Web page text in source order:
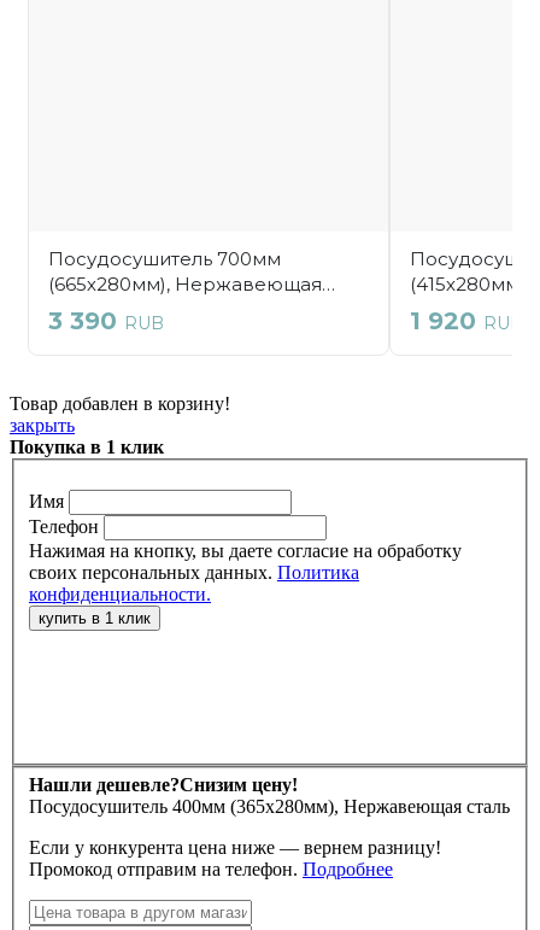
Товар добавлен в корзину!
закрыть
Покупка в 1 клик
Имя
Телефон
Нажимая на кнопку, вы даете согласие на обработку
своих персональных данных. Политика
конфиденциальности.
Нашли дешевле?Снизим цену!
Посудосушитель 400мм (365х280мм), Нержавеющая сталь
Если у конкурента цена ниже — вернем разницу!
Промокод отправим на телефон. Подробнее